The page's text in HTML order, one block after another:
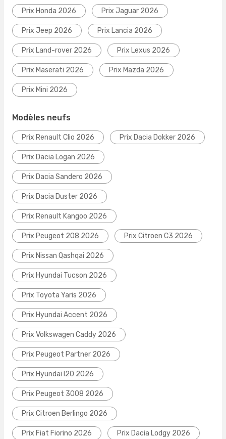
Prix Honda 2026 Prix Jaguar 2026
Prix Jeep 2026 Prix Lancia 2026
Prix Land-rover 2026 Prix Lexus 2026
Prix Maserati 2026 Prix Mazda 2026
Prix Mini 2026
Modèles neufs
Prix Renault Clio 2026 Prix Dacia Dokker 2026
Prix Dacia Logan 2026
Prix Dacia Sandero 2026
Prix Dacia Duster 2026
Prix Renault Kangoo 2026
Prix Peugeot 208 2026 Prix Citroen C3 2026
Prix Nissan Qashqai 2026
Prix Hyundai Tucson 2026
Prix Toyota Yaris 2026
Prix Hyundai Accent 2026
Prix Volkswagen Caddy 2026
Prix Peugeot Partner 2026
Prix Hyundai I20 2026
Prix Peugeot 3008 2026
Prix Citroen Berlingo 2026
Prix Fiat Fiorino 2026 Prix Dacia Lodgy 2026